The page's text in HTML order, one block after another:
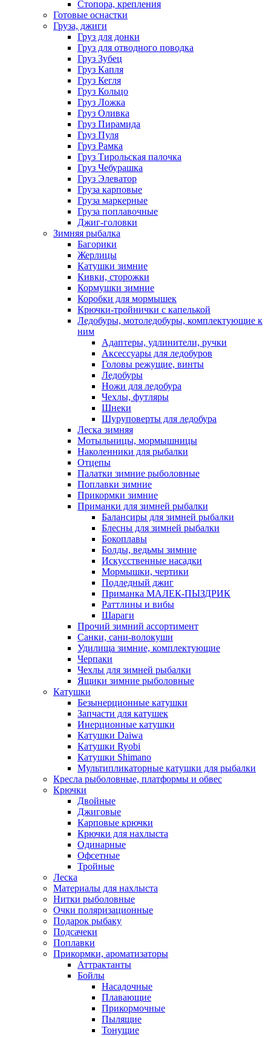
Стопора, крепления
Готовые оснастки
Груза, джиги
Груз для донки
Груз для отводного поводка
Груз Зубец
Груз Капля
Груз Кегля
Груз Кольцо
Груз Ложка
Груз Оливка
Груз Пирамида
Груз Пуля
Груз Рамка
Груз Тирольская палочка
Груз Чебурашка
Груз Элеватор
Груза карповые
Груза маркерные
Груза поплавочные
Джиг-головки
Зимняя рыбалка
Багорики
Жерлицы
Катушки зимние
Кивки, сторожки
Кормушки зимние
Коробки для мормышек
Крючки-тройнички с капелькой
Ледобуры, мотоледобуры, комплектующие к
ним
Адаптеры, удлинители, ручки
Аксессуары для ледобуров
Головы режущие, винты
Ледобуры
Ножи для ледобура
Чехлы, футляры
Шнеки
Шуруповерты для ледобура
Леска зимняя
Мотыльницы, мормышницы
Наколенники для рыбалки
Отцепы
Палатки зимние рыболовные
Поплавки зимние
Прикормки зимние
Приманки для зимней рыбалки
Балансиры для зимней рыбалки
Блесны для зимней рыбалки
Бокоплавы
Болды, ведьмы зимние
Искусственные насадки
Мормышки, чертики
Подледный джиг
Приманка МАЛЕК-ПЫЗДРИК
Раттлины и вибы
Шараги
Прочий зимний ассортимент
Санки, сани-волокуши
Удилища зимние, комплектующие
Черпаки
Чехлы для зимней рыбалки
Ящики зимние рыболовные
Катушки
Безынерционные катушки
Запчасти для катушек
Инерционные катушки
Катушки Daiwa
Катушки Ryobi
Катушки Shimano
Мультипликаторные катушки для рыбалки
Кресла рыболовные, платформы и обвес
Крючки
Двойные
Джиговые
Карповые крючки
Крючки для нахлыста
Одинарные
Офсетные
Тройные
Леска
Материалы для нахлыста
Нитки рыболовные
Очки поляризационные
Подарок рыбаку
Подсачеки
Поплавки
Прикормки, ароматизаторы
Аттрактанты
Бойлы
Насадочные
Плавающие
Прикормочные
Пылящие
Тонущие